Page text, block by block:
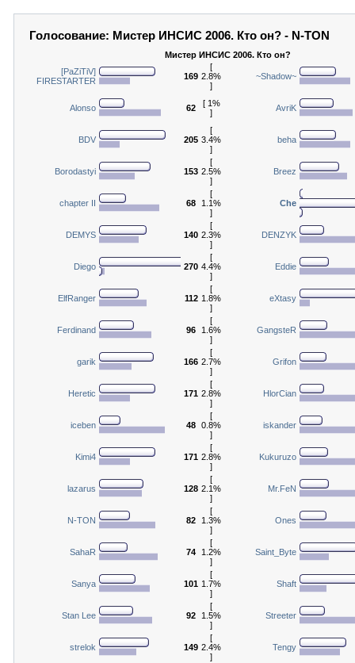
Голосование: Мистер ИНСИС 2006. Кто он? - N-TON
Мистер ИНСИС 2006. Кто он?
[PaZiTiV]
FIRESTARTER
169
[
2.8%
]
~Shadow~
Alonso 62
[ 1%
]
AvriK
BDV 205
[
3.4%
]
beha
Borodastyi 153
[
2.5%
]
Breez
chapter II 68
[
1.1%
]
Che
DEMYS 140
[
2.3%
]
DENZYK
Diego 270
[
4.4%
]
Eddie
ElfRanger 112
[
1.8%
]
eXtasy
Ferdinand 96
[
1.6%
]
GangsteR
garik 166
[
2.7%
]
Grifon
Heretic 171
[
2.8%
]
HlorCian
iceben 48
[
0.8%
]
iskander
Kimi4 171
[
2.8%
]
Kukuruzo
lazarus 128
[
2.1%
]
Mr.FeN
N-TON 82
[
1.3%
]
Ones
SahaR 74
[
1.2%
]
Saint_Byte
Sanya 101
[
1.7%
]
Shaft
Stan Lee 92
[
1.5%
]
Streeter
strelok 149
[
2.4%
]
Tengy